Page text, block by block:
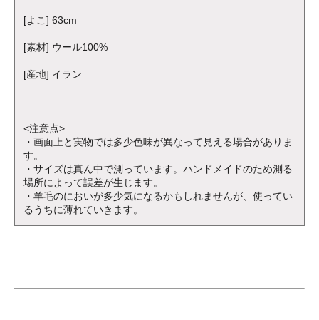
[よこ] 63cm
[素材] ウール100%
[産地] イラン
<注意点>
・画面上と実物では多少色味が異なって見える場合がありま
す。
・サイズは真ん中で測っています。ハンドメイドのため測る
場所によって誤差が生じます。
・羊毛のにおいが多少気になるかもしれませんが、使ってい
るうちに薄れていきます。